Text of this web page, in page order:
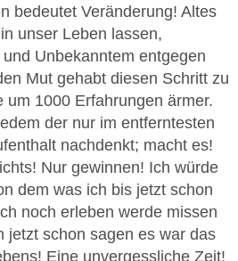
bedeutet Veränderung! Altes
unser Leben lassen,
Unbekanntem entgegen
Mut gehabt diesen Schritt zu
um 1000 Erfahrungen ärmer.
der nur im entferntesten
nachdenkt; macht es!
Nur gewinnen! Ich würde
dem was ich bis jetzt schon
noch erleben werde missen
jetzt schon sagen es war das
Eine unvergessliche Zeit!